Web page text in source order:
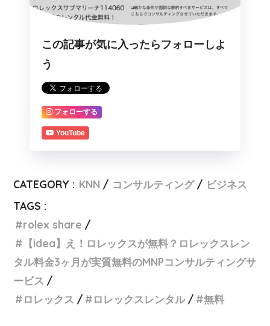
この記事が気に入ったらフォローしよ
う
フォローする
YouTube
CATEGORY : KNN コンサルティング
ビジネス
TAGS :
rolex share
【idea】え！ロレックスが無料？ロレックスレン
タル料金3ヶ月が実質無料のMNPコンサルティングサ
ービス
ロレックス
ロレックスレンタル 無料